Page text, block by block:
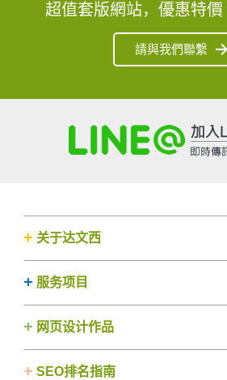
超值套版網站，優惠特價
請與我們聯繫
关于达文西
服务项目
网页设计作品
SEO排名指南